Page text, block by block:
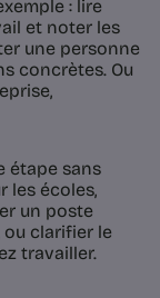
: lire
et noter les
une personne
concrètes. Ou
étape sans
les écoles,
un poste
clarifier le
travailler.